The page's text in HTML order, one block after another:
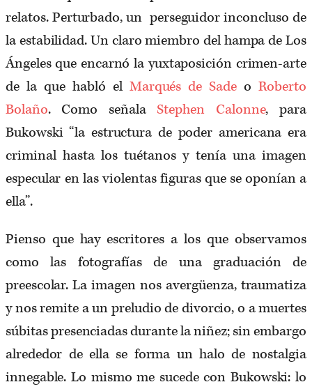
relatos. Perturbado, un perseguidor inconcluso de
la estabilidad. Un claro miembro del hampa de Los
Ángeles que encarnó la yuxtaposición crimen-arte
de la que habló el Marqués de Sade oRoberto
Bolaño. Como señala Stephen Calonne, para
Bukowski “la estructura de poder americana era
criminal hasta los tuétanos y tenía una imagen
especular en las violentas figuras que se oponían a
ella”.
Pienso que hay escritores a los que observamos
como las fotografías de una graduación de
preescolar. La imagen nos avergüenza, traumatiza
y nos remite a un preludio de divorcio, o a muertes
súbitas presenciadas durante la niñez; sin embargo
alrededor de ella se forma un halo de nostalgia
innegable. Lo mismo me sucede con Bukowski: lo